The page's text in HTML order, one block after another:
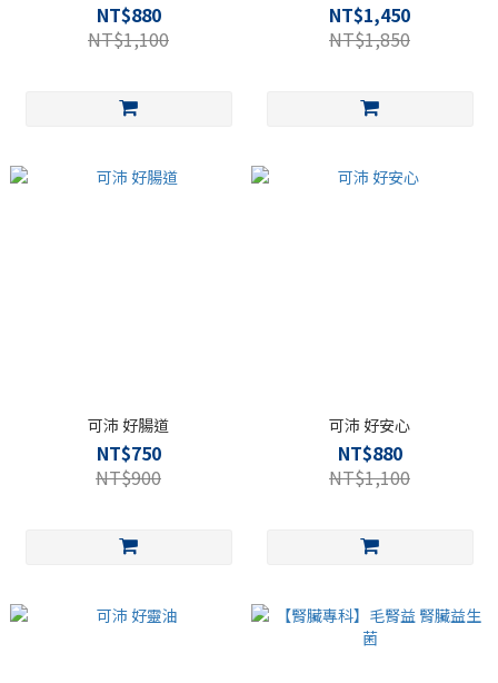
NT$880
NT$1,100
NT$1,450
NT$1,850
可沛 好腸道
NT$750
NT$900
可沛 好安心
NT$880
NT$1,100